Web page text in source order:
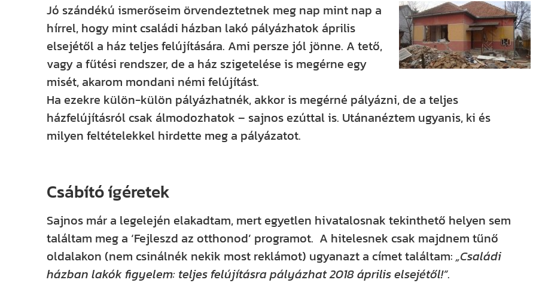
Jó szándékú ismerőseim örvendeztetnek meg nap mint nap a
hírrel, hogy mint családi házban lakó pályázhatok április
elsejétől a ház teljes felújítására. Ami persze jól jönne. A tető,
vagy a fűtési rendszer, de a ház szigetelése is megérne egy
misét, akarom mondani némi felújítást.
Ha ezekre külön-külön pályázhatnék, akkor is megérné pályázni, de a teljes
házfelújításról csak álmodozhatok – sajnos ezúttal is. Utánanéztem ugyanis, ki és
milyen feltételekkel hirdette meg a pályázatot.
Csábító ígéretek
Sajnos már a legelején elakadtam, mert egyetlen hivatalosnak tekinthető helyen sem
találtam meg a ‘Fejleszd az otthonod’ programot. A hitelesnek csak majdnem tűnő
oldalakon (nem csinálnék nekik most reklámot) ugyanazt a címet találtam:„Családi
házban lakók figyelem: teljes felújításra pályázhat 2018 április elsejétől!”.